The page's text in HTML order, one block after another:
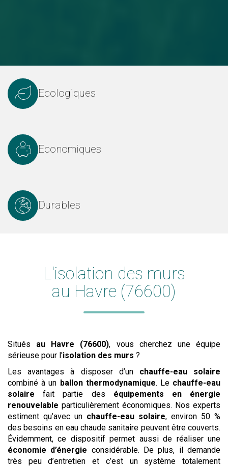
Ecologiques
Economiques
Durables
L'isolation des murs
au Havre (76600)
Situés au Havre (76600), vous cherchez une équipe
sérieuse pour l'isolation des murs ?
Les avantages à disposer d’un chauffe-eau solaire
combiné à un ballon thermodynamique. Le chauffe-eau
solaire fait partie des équipements en énergie
renouvelable particulièrement économiques. Nos experts
estiment qu’avec un chauffe-eau solaire, environ 50 %
des besoins en eau chaude sanitaire peuvent être couverts.
Évidemment, ce dispositif permet aussi de réaliser une
économie d’énergie considérable. De plus, il demande
très peu d’entretien et c’est un système totalement